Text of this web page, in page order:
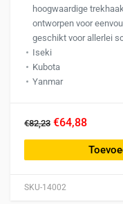
SKU-14002
hoogwaardige
ontworpen voor
geschikt voor allerlei
Iseki
Kubota
Yanmar
€82,23 €64,88